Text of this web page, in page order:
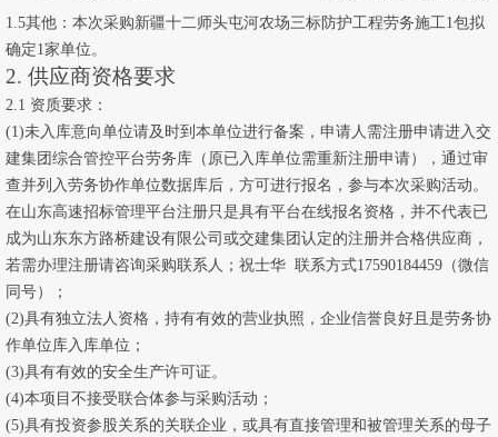
1.5其他： 本次采购新疆十二师头屯河农场三标防护工程劳务施工1包拟
确定1家单位。
2. 供应商资格要求
2 .1 资质要求：
(1)未入库意向单位请及时到本单位进行备案，申请人需注册申请进入交
建集团综合管控平台劳务库（原已入库单位需重新注册申请），通过审
查并列入劳务协作单位数据库后，方可进行报名，参与本次采购活动。
在山东高速招标管理平台注册只是具有平台在线报名资格，并不代表已
成为山东东方路桥建设有限公司或交建集团认定的注册并合格供应商，
若需办理注册请咨询采购联系人；祝士华 联系方式17590184459 （微信
同号）；
(2)具有独立法人资格，持有有效的营业执照，企业信誉良好且是劳务协
作单位库入库单位；
(3)具有有效的安全生产许可证。
(4)本项目不接受联合体参与采购活动；
(5)具有投资参股关系的关联企业，或具有直接管理和被管理关系的母子